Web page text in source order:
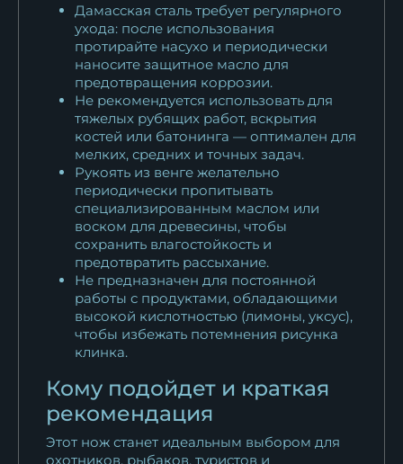
Дамасская сталь требует регулярного
ухода: после использования
протирайте насухо и периодически
наносите защитное масло для
предотвращения коррозии.
Не рекомендуется использовать для
тяжелых рубящих работ, вскрытия
костей или батонинга — оптимален для
мелких, средних и точных задач.
Рукоять из венге желательно
периодически пропитывать
специализированным маслом или
воском для древесины, чтобы
сохранить влагостойкость и
предотвратить рассыхание.
Не предназначен для постоянной
работы с продуктами, обладающими
высокой кислотностью (лимоны, уксус),
чтобы избежать потемнения рисунка
клинка.
Кому подойдет и краткая
рекомендация
Этот нож станет идеальным выбором для
охотников, рыбаков, туристов и